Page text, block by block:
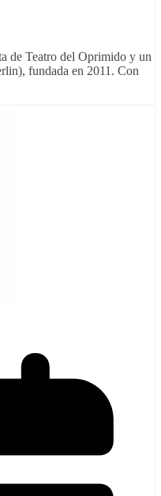
de Teatro del Oprimido y un
fundada en 2011. Con